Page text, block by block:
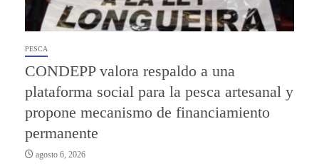
PESCA
CONDEPP valora respaldo a una
plataforma social para la pesca artesanal y
propone mecanismo de financiamiento
permanente
agosto 6, 2026